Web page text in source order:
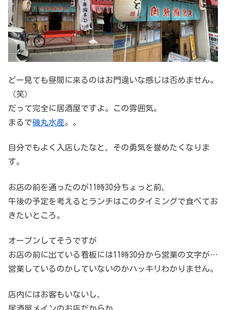
どー見ても昼間に来るのはお門違いな感じは否めません。
（笑）
だって完全に居酒屋ですよ。この雰囲気。
まるで磯丸水産。。
自分でもよく入店したなと、その勇気を誉めたくなりま
す。
お店の前を通ったのが11時30分ちょっと前、
午後の予定を考えるとランチはこのタイミングで食べてお
きたいところ。
オープンしてそうですが
お店の前に出ている看板には11時30分から営業の文字が…
営業しているのかしていないのかハッキリわかりません。
店内にはお客もいないし、
居酒屋メインのお店だからか、